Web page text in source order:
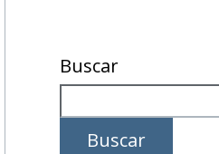
Buscar
Buscar